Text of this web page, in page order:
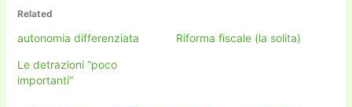
Related
autonomia differenziata
Riforma fiscale (la solita)
Le detrazioni “poco
importanti”